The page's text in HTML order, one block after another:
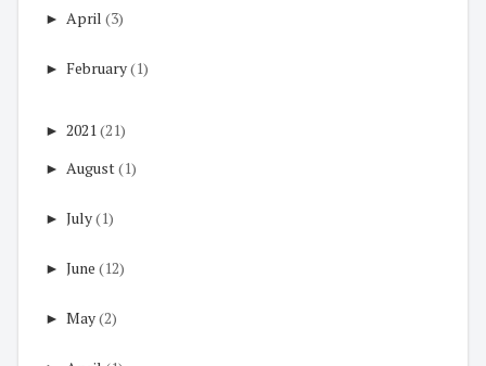
► April (3)
► February(1)
► 2021 (21)
► August(1)
► July(1)
► June (12)
► May(2)